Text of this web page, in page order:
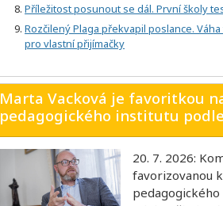
Příležitost posunout se dál. První školy
Rozčilený Plaga překvapil poslance.
pro vlastní přijímačky
Marta Vacková je favoritkou
pedagogického institutu
20. 7. 2026:
favorizovanou